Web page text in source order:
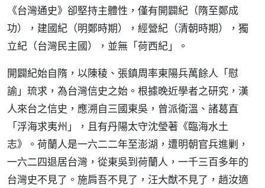
《台灣通史》卻堅持主體性，僅有開闢紀（隋至鄭成
功），建國紀（明鄭時期），經營紀（清朝時期），獨
立紀（台灣民主國），並無「荷西紀」。
開闢紀始自隋，以陳稜、張鎮周率東陽兵萬餘人「慰
諭」琉求，為台灣信史之始。根據晚近學者之研究，漢
人來台之信史，應溯自三國東吳，曾派衛溫、諸葛直
「浮海求夷州」，且有丹陽太守沈瑩著《臨海水土
志》。荷蘭人是一六二二年至澎湖，遭明朝官兵進剿，
一六二四退居台灣，從東吳到荷蘭人，一千三百多年的
台灣史不見了。施肩吾不見了，汪大猷不見了，趙汝適